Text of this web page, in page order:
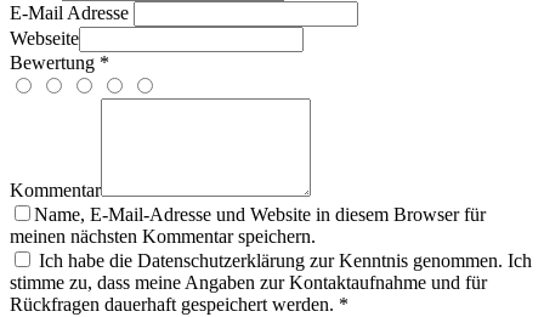
E-Mail Adresse
Webseite
Bewertung *
Kommentar
Name, E-Mail-Adresse und Website in diesem Browser für
meinen nächsten Kommentar speichern.
Ich habe die Datenschutzerklärung zur Kenntnis genommen. Ich
stimme zu, dass meine Angaben zur Kontaktaufnahme und für
Rückfragen dauerhaft gespeichert werden. *